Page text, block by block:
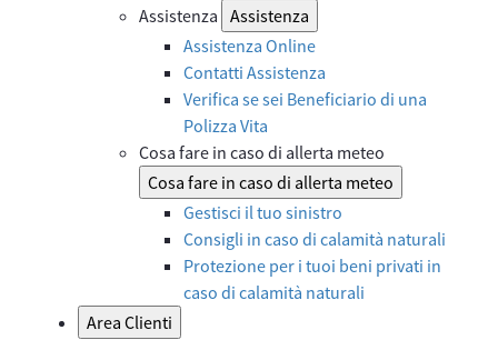
Assistenza Assistenza
Assistenza Online
Contatti Assistenza
Verifica se sei Beneficiario di una
Polizza Vita
Cosa fare in caso di allerta meteo
Cosa fare in caso di allerta meteo
Gestisci il tuo sinistro
Consigli in caso di calamità naturali
Protezione per i tuoi beni privati in
caso di calamità naturali
Area Clienti